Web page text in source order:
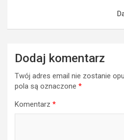
Dodaj komentarz
Twój adres email nie zostanie
pola są oznaczone *
Komentarz *